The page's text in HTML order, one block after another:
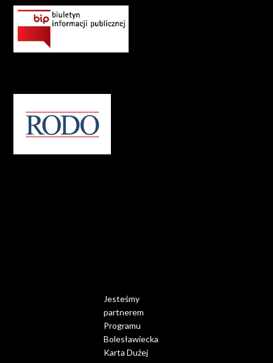
Jesteśmy
partnerem
Programu
Bolesławiecka
Karta Dużej